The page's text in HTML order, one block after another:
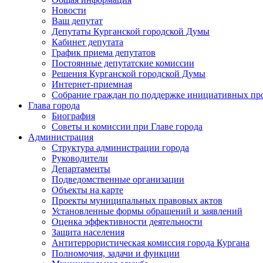
Новости
Ваш депутат
Депутаты Курганской городской Думы
Кабинет депутата
График приема депутатов
Постоянные депутатские комиссии
Решения Курганской городской Думы
Интернет-приемная
Собрание граждан по поддержке инициативных
Глава города
Биография
Советы и комиссии при Главе города
Администрация
Структура администрации города
Руководители
Департаменты
Подведомственные организации
Объекты на карте
Проекты муниципальных правовых актов
Установленные формы обращений и заявлений
Оценка эффективности деятельности
Защита населения
Антитеррористическая комиссия города Кургана
Полномочия, задачи и функции